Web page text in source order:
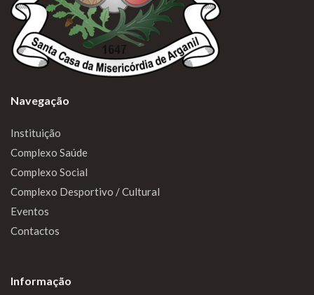
Navegação
Instituição
Complexo Saúde
Complexo Social
Complexo Desportivo / Cultural
Eventos
Contactos
Informação